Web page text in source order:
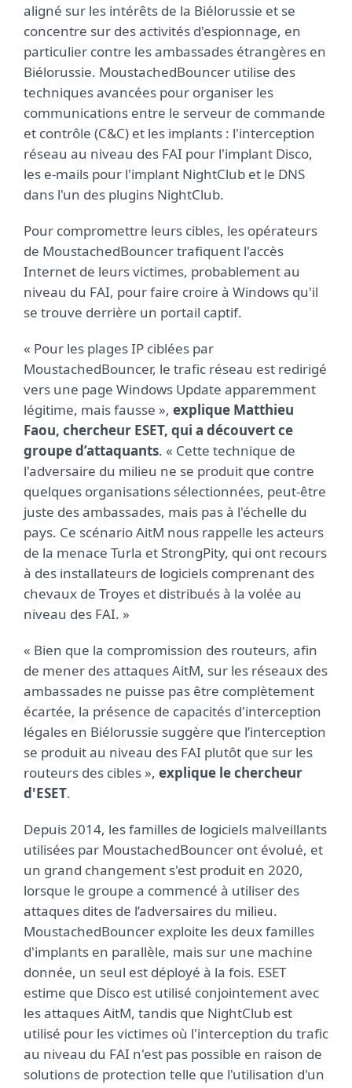
aligné sur les intérêts de la Biélorussie et se
concentre sur des activités d'espionnage, en
particulier contre les ambassades étrangères en
Biélorussie. MoustachedBouncer utilise des
techniques avancées pour organiser les
communications entre le serveur de commande
et contrôle (C&C) et les implants : l'interception
réseau au niveau des FAI pour l'implant Disco,
les e-mails pour l'implant NightClub et le DNS
dans l'un des plugins NightClub.
Pour compromettre leurs cibles, les opérateurs
de MoustachedBouncer trafiquent l'accès
Internet de leurs victimes, probablement au
niveau du FAI, pour faire croire à Windows qu'il
se trouve derrière un portail captif.
« Pour les plages IP ciblées par
MoustachedBouncer, le trafic réseau est redirigé
vers une page Windows Update apparemment
légitime, mais fausse », explique Matthieu
Faou, chercheur ESET, qui a découvert ce
groupe d’attaquants. « Cette technique de
l'adversaire du milieu ne se produit que contre
quelques organisations sélectionnées, peut-être
juste des ambassades, mais pas à l'échelle du
pays. Ce scénario AitM nous rappelle les acteurs
de la menace Turla et StrongPity, qui ont recours
à des installateurs de logiciels comprenant des
chevaux de Troyes et distribués à la volée au
niveau des FAI. »
« Bien que la compromission des routeurs, afin
de mener des attaques AitM, sur les réseaux des
ambassades ne puisse pas être complètement
écartée, la présence de capacités d'interception
légales en Biélorussie suggère que l’interception
se produit au niveau des FAI plutôt que sur les
routeurs des cibles », explique le chercheur
d'ESET.
Depuis 2014, les familles de logiciels malveillants
utilisées par MoustachedBouncer ont évolué, et
un grand changement s'est produit en 2020,
lorsque le groupe a commencé à utiliser des
attaques dites de l’adversaires du milieu.
MoustachedBouncer exploite les deux familles
d'implants en parallèle, mais sur une machine
donnée, un seul est déployé à la fois. ESET
estime que Disco est utilisé conjointement avec
les attaques AitM, tandis que NightClub est
utilisé pour les victimes où l'interception du trafic
au niveau du FAI n'est pas possible en raison de
solutions de protection telle que l'utilisation d'un